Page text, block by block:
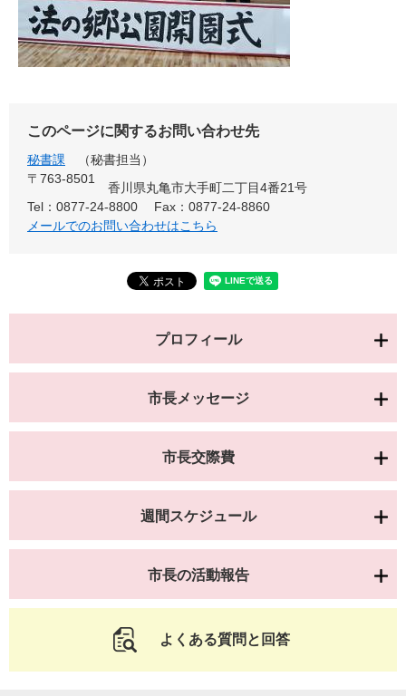
このページに関するお問い合わせ先
秘書課
秘書担当
〒763-8501
香川県丸亀市大手町二丁目4番21号
Tel：0877-24-8800
Fax：0877-24-8860
メールでのお問い合わせはこちら
プロフィール
市長メッセージ
市長交際費
週間スケジュール
市長の活動報告
よくある質問と回答